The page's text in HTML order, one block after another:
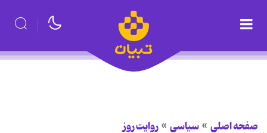
صفحه اصلی سیاسی روایت روز